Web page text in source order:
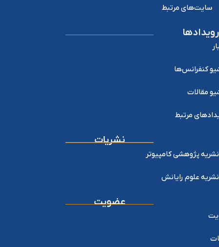
سایت‌های مرتبط
رویدادها
کنفرانس‌ها
مقالات
مرتبط
نشریات
نشریه پژوهشی کامپیوتر
نشریه علوم رایانش
عضویت